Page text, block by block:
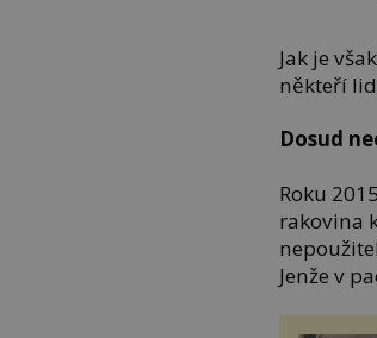
Jak je
někteří
Dosud
Roku
rakovina
Jenže v